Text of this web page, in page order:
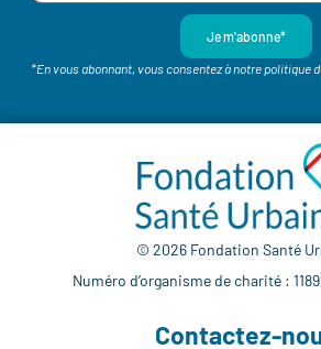
Je m'abonne*
*En vous abonnant, vous consentez à notre politique
© 2026 Fondation Santé
Numéro d’organisme de charité :
Contactez-